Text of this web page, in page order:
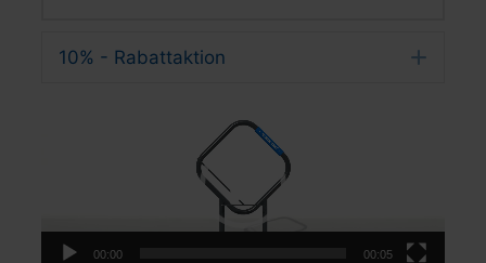
10% - Rabattaktion
00:00 00:05